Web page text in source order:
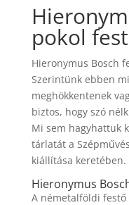
pokol
Hieronymus Bosch
Szerintünk ebben
meghökkentenek
biztos, hogy szó
Mi sem hagyhattuk
tárlatát a
kiállítása keretében.
Hieronymus
A németalföldi festő